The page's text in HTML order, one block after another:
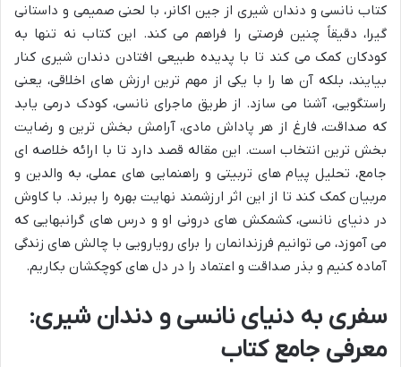
کتاب نانسی و دندان شیری از جین اکانر، با لحنی صمیمی و داستانی
گیرا، دقیقاً چنین فرصتی را فراهم می کند. این کتاب نه تنها به
کودکان کمک می کند تا با پدیده طبیعی افتادن دندان شیری کنار
بیایند، بلکه آن ها را با یکی از مهم ترین ارزش های اخلاقی، یعنی
راستگویی، آشنا می سازد. از طریق ماجرای نانسی، کودک درمی یابد
که صداقت، فارغ از هر پاداش مادی، آرامش بخش ترین و رضایت
بخش ترین انتخاب است. این مقاله قصد دارد تا با ارائه خلاصه ای
جامع، تحلیل پیام های تربیتی و راهنمایی های عملی، به والدین و
مربیان کمک کند تا از این اثر ارزشمند نهایت بهره را ببرند. با کاوش
در دنیای نانسی، کشمکش های درونی او و درس های گرانبهایی که
می آموزد، می توانیم فرزندانمان را برای رویارویی با چالش های زندگی
آماده کنیم و بذر صداقت و اعتماد را در دل های کوچکشان بکاریم.
سفری به دنیای نانسی و دندان شیری:
معرفی جامع کتاب